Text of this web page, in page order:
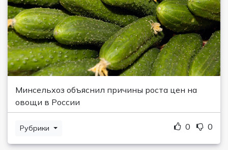
Минсельхоз объяснил причины роста цен на
овощи в России
Рубрики 0 0